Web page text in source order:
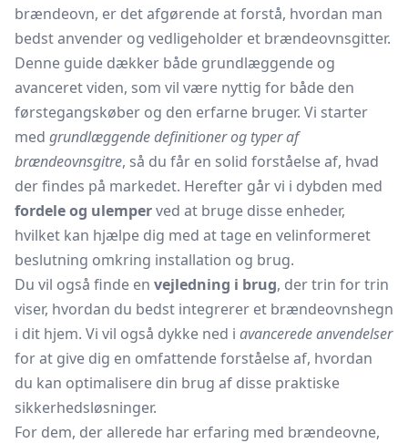
brændeovn, er det afgørende at forstå, hvordan man
bedst anvender og vedligeholder et brændeovnsgitter.
Denne guide dækker både grundlæggende og
avanceret viden, som vil være nyttig for både den
førstegangskøber og den erfarne bruger. Vi starter
med grundlæggende definitioner og typer af
brændeovnsgitre, så du får en solid forståelse af, hvad
der findes på markedet. Herefter går vi i dybden med
fordele og ulemperved at bruge disse enheder,
hvilket kan hjælpe dig med at tage en velinformeret
beslutning omkring installation og brug.
Du vil også finde en vejledning i brug, der trin for trin
viser, hvordan du bedst integrerer et brændeovnshegn
i dit hjem. Vi vil også dykke ned i avancerede anvendelser
for at give dig en omfattende forståelse af, hvordan
du kan optimalisere din brug af disse praktiske
sikkerhedsløsninger.
For dem, der allerede har erfaring med brændeovne,